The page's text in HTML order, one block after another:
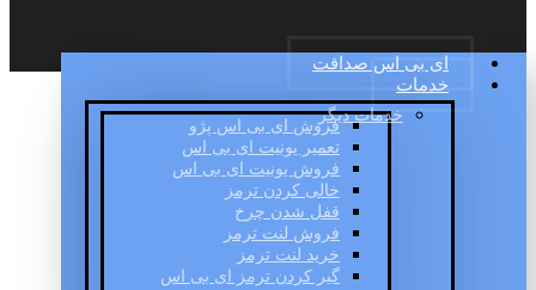
ای بی اس صداقت
خدمات
خدمات دیگر
فروش ای بی اس پژو
تعمیر یونیت ای بی اس
فروش یونیت ای بی اس
خالی کردن ترمز
قفل شدن چرخ
فروش لنت ترمز
خرید لنت ترمز
گیر کردن ترمز ای بی اس